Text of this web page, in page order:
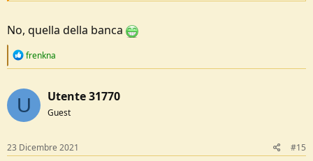
No, quella della banca
R
c
i
o
s
:
frenkna
U Utente 31770
Guest
23 Dicembre 2021 #15